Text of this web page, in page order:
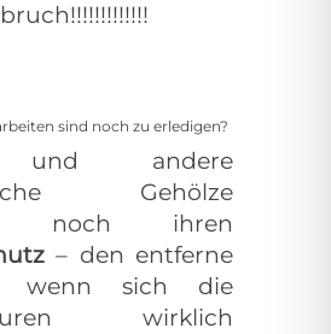
sind noch zu erledigen?
andere
Gehölze
noch ihren
– den entferne
wenn sich die
wirklich